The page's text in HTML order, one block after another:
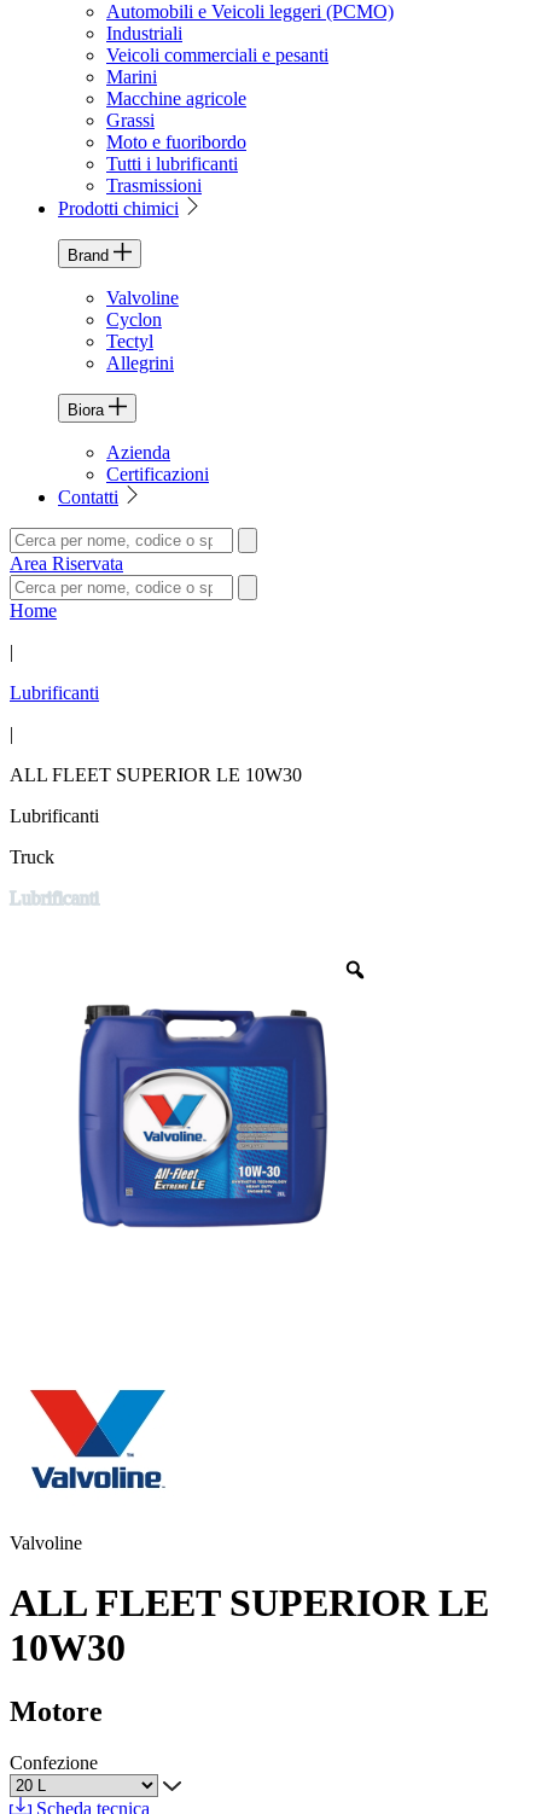
Automobili e Veicoli leggeri (PCMO)
Industriali
Veicoli commerciali e pesanti
Marini
Macchine agricole
Grassi
Moto e fuoribordo
Tutti i lubrificanti
Trasmissioni
Prodotti chimici
Brand
Valvoline
Cyclon
Tectyl
Allegrini
Biora
Azienda
Certificazioni
Contatti
Area Riservata
Home
|
Lubrificanti
|
ALL FLEET SUPERIOR LE 10W30
Lubrificanti
Truck
Lubrificanti
Valvoline
ALL FLEET SUPERIOR LE
10W30
Motore
Confezione
Scheda tecnica